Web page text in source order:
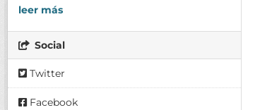
leer más
Social
Twitter
Facebook